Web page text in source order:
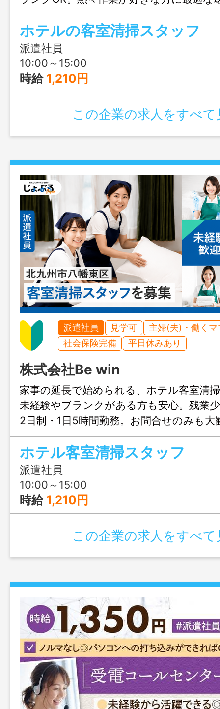
合せのみも大歓迎、まずはじょぶる福岡
連絡ください。
ホテルの客室清掃スタッフ
派遣社員
10:00～15:00
時給 1,210円
この企業の求人をすべて
派遣社員 見学可
主婦(夫)・働くマ
社会保険完備
平日休みあり
株式会社Be win
家事の延長で始められる、ホテル客室清
未経験やブランクがある方も安心。残業
2日制・1日5時間勤務。お問合せのみも大
ょぶる福岡までお気軽にご連絡ください
ホテル客室清掃スタッフ
派遣社員
10:00～15:00
時給 1,210円
この企業の求人をすべて